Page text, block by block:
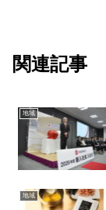
関連記事
地域
地域